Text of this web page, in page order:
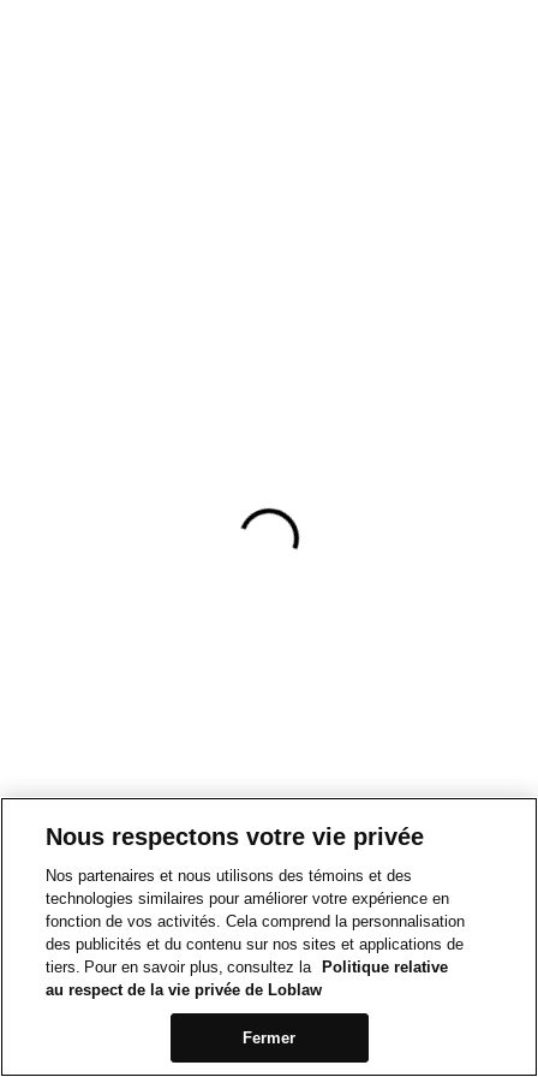
Nous respectons votre vie privée
Nos partenaires et nous utilisons des témoins et des
technologies similaires pour améliorer votre expérience en
fonction de vos activités. Cela comprend la personnalisation
des publicités et du contenu sur nos sites et applications de
tiers. Pour en savoir plus, consultez la
Politique relative
au respect de la vie privée de Loblaw
Fermer